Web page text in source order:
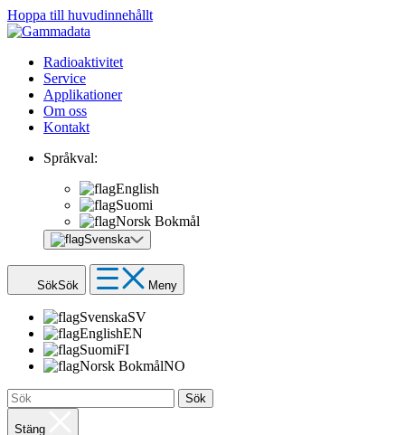
Hoppa till huvudinnehållt
Radioaktivitet
Service
Applikationer
Om oss
Kontakt
Språkval:
English
Suomi
Norsk Bokmål
Svenska
SökSök Meny
SvenskaSV
EnglishEN
SuomiFI
Norsk BokmålNO
Sök
Stäng